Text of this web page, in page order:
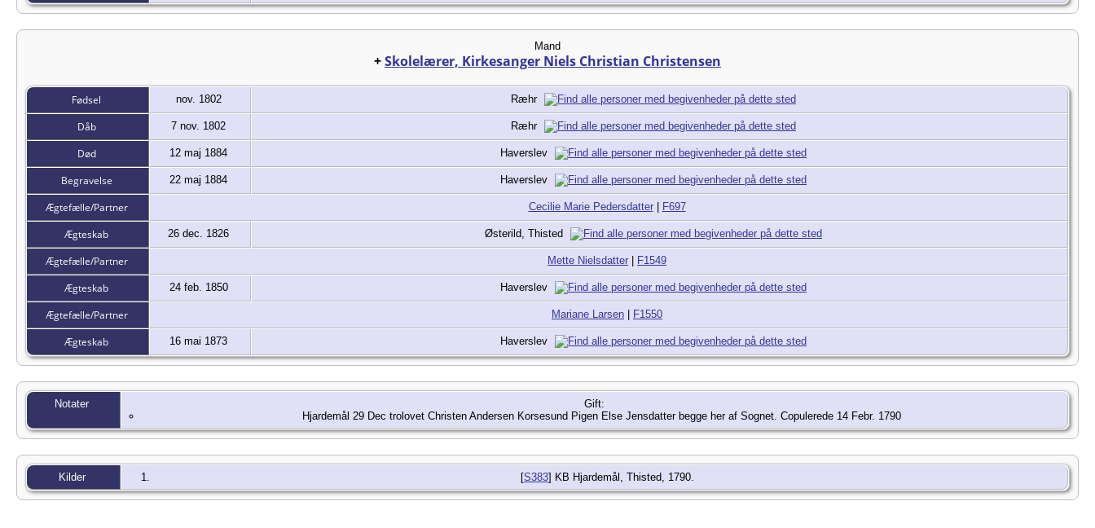
Mand
+Skolelærer, Kirkesanger Niels Christian Christensen
Fødsel nov. 1802 Ræhr
Dåb 7 nov. 1802 Ræhr
Død 12 maj 1884 Haverslev
Begravelse 22 maj 1884 Haverslev
Ægtefælle/Partner Cecilie Marie Pedersdatter| F697
Ægteskab 26 dec. 1826 Østerild, Thisted
Ægtefælle/Partner Mette Nielsdatter F1549
Ægteskab 24 feb. 1850 Haverslev
Ægtefælle/Partner Mariane Larsen F1550
Ægteskab 16 mai 1873 Haverslev
Notater
Gift:
Hjardemål 29 Dec trolovet Christen Andersen Korsesund Pigen Else Jensdatter begge her af Sognet. Copulerede 14 Febr. 1790
Kilder [S383] KB Hjardemål, Thisted, 1790.